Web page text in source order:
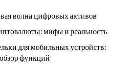
волна цифровых активов
мифы и реальность
для мобильных устройств:
функций